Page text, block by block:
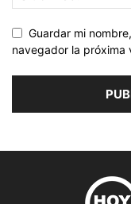
Guardar mi
navegador la próxima